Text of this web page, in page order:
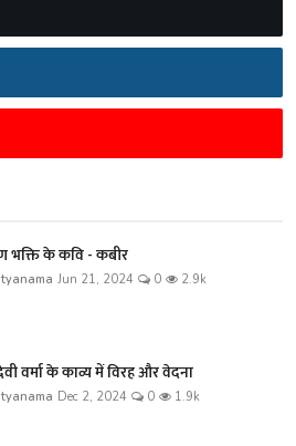
भक्ति के कवि - कबीर
Jun 21, 2024 0 2.9k
वर्मा के काव्य में विरह और वेदना
Dec 2, 2024 0 1.9k